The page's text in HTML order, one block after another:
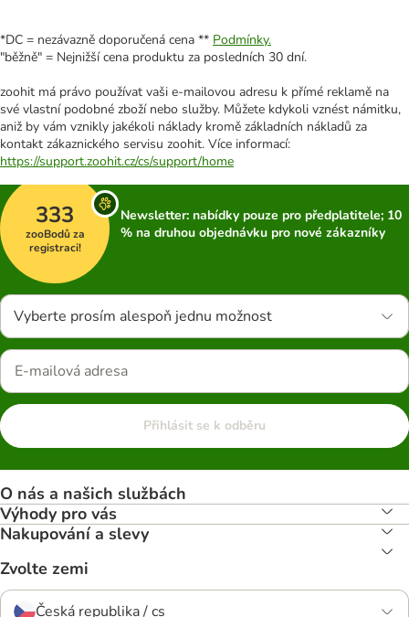
*DC = nezávazně doporučená cena ** Podmínky.
"běžně" = Nejnižší cena produktu za posledních 30 dní.
zoohit má právo používat vaši e-mailovou adresu k přímé reklamě na
své vlastní podobné zboží nebo služby. Můžete kdykoli vznést námitku,
aniž by vám vznikly jakékoli náklady kromě základních nákladů za
kontakt zákaznického servisu zoohit. Více informací:
https://support.zoohit.cz/cs/support/home
333
zooBodů za
registraci!
Newsletter: nabídky pouze pro předplatitele; 10
% na druhou objednávku pro nové zákazníky
Vyberte prosím alespoň jednu možnost
Přihlásit se k odběru
O nás a našich službách
Výhody pro vás
Nakupování a slevy
Zvolte zemi
Česká republika / cs